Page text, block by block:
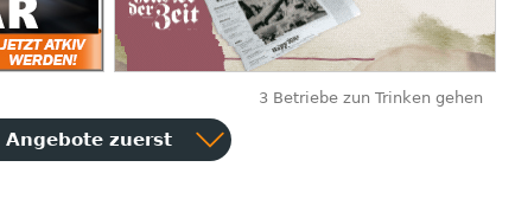
3 Betriebe zun Trinken gehen
Angebote zuerst